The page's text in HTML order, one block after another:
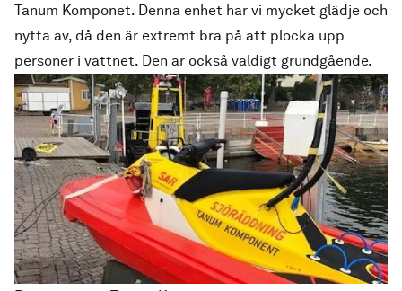
Tanum Komponet. Denna enhet har vi mycket glädje och
nytta av, då den är extremt bra på att plocka upp
personer i vattnet. Den är också väldigt grundgående.